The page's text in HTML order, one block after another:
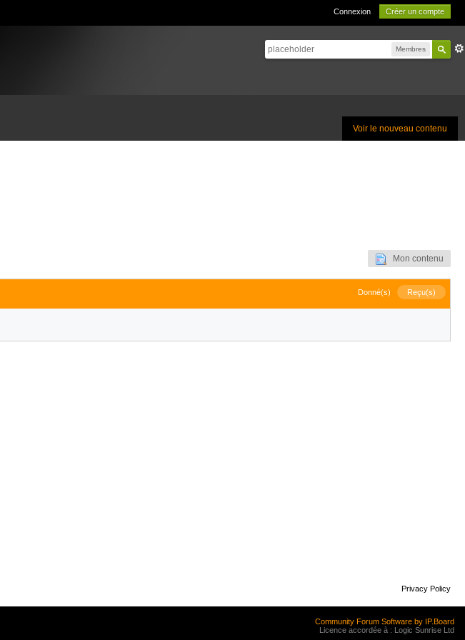
Connexion Créer un compte
Membres
Voir le nouveau contenu
Mon contenu
Donné(s) Reçu(s)
Privacy Policy
Community Forum Software by IP.Board
Licence accordée à : Logic Sunrise Ltd